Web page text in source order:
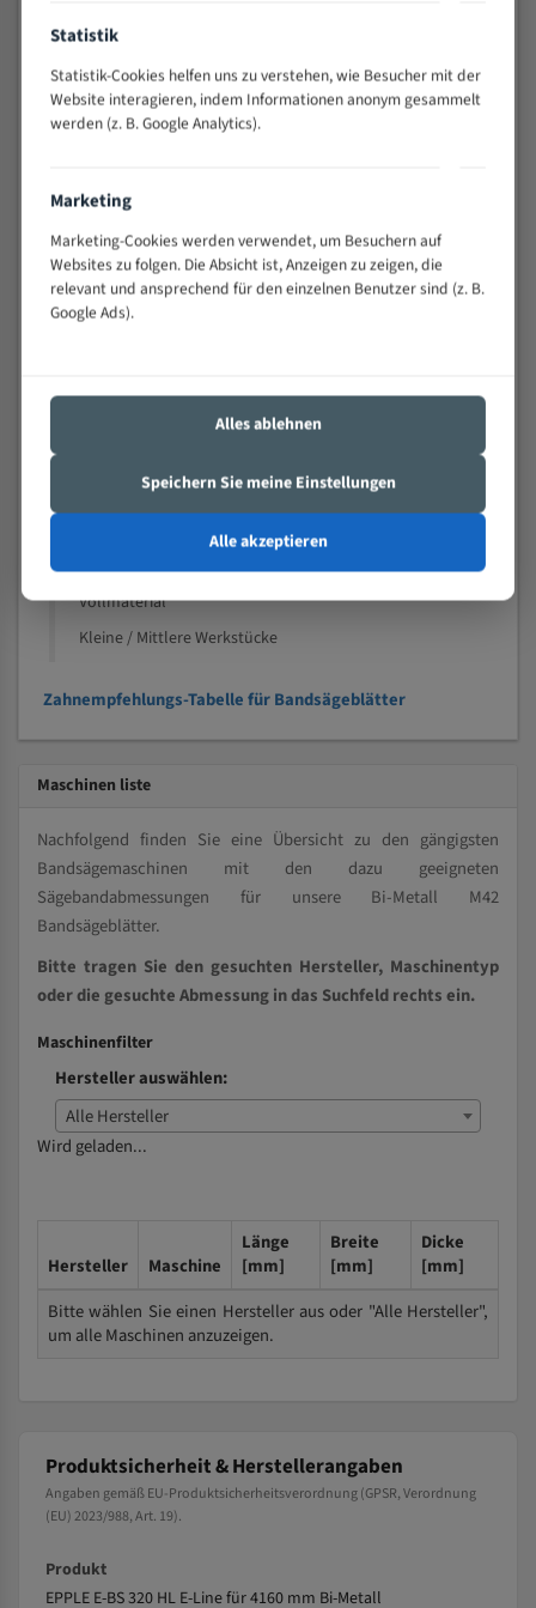
Widerstandsfähig gegen Zahnbruch auch bei
schwierigen Werkstücken (Materialmischung,
wechselnde Verbindungslängen)
Sehr geringe Vibration
Technische Beschreibung:
Positiver Spanwinkel
Bandkörper aus hochlegiertem Federstahl
Nichteisenmetalle
Speziell entwickelt für Profile / Rohre
Kleine und mittlere Profile / Kleine Durchmesser
Vollmaterial
Kleine / Mittlere Werkstücke
Zahnempfehlungs-Tabelle für Bandsägeblätter
Maschinen liste
Nachfolgend finden Sie eine Übersicht zu den gängigsten
Bandsägemaschinen mit den dazu geeigneten
Sägebandabmessungen für unsere Bi-Metall M42
Bandsägeblätter.
Bitte tragen Sie den gesuchten Hersteller, Maschinentyp
oder die gesuchte Abmessung in das Suchfeld rechts ein.
Maschinenfilter
Hersteller auswählen:
Alle Hersteller
Wird geladen...
Hersteller Maschine
Länge
[mm]
Breite
[mm]
Dicke
[mm]
Bitte wählen Sie einen Hersteller aus oder "Alle Hersteller",
um alle Maschinen anzuzeigen.
Produktsicherheit & Herstellerangaben
Angaben gemäß EU-Produktsicherheitsverordnung (GPSR, Verordnung
(EU) 2023/988, Art. 19).
Produkt
EPPLE E-BS 320 HL E-Line für 4160 mm Bi-Metall
Statistik
Statistik-Cookies helfen uns zu verstehen, wie Besucher mit der
Website interagieren, indem Informationen anonym gesammelt
werden (z. B. Google Analytics).
Marketing
Marketing-Cookies werden verwendet, um Besuchern auf
Websites zu folgen. Die Absicht ist, Anzeigen zu zeigen, die
relevant und ansprechend für den einzelnen Benutzer sind (z. B.
Google Ads).
Alles ablehnen
Speichern Sie meine Einstellungen
Alle akzeptieren